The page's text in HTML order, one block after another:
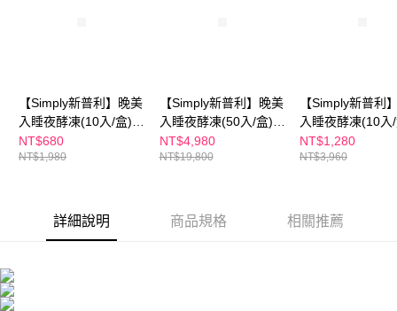
【注意事項】
１．透過由恩沛科技股份有限公司提供之「AFTEE先享後付」服務完成之交
易，需依本服務之必要範圍內提供個人資料，並將交易相關給付款項請求債
權轉讓予恩沛科技股份有限公司。
２．關於個人資料處理事宜，請瀏覽以下網址：
４．使用「AFTEE先享後付」時，將依據個別帳號之用戶狀況，依本公司即
每筆NT$100，滿NT$600(含以上)免運費
付款後7-11取貨
每筆NT$100，滿NT$600(含以上)免運費
【Simply新普利】晚美
入睡夜酵凍(10入/盒)
(x2盒)
NT$680
NT$1,980
【Simply新普利】晚美
入睡夜酵凍(50入/盒)
(x4盒)
NT$4,980
NT$19,800
【Simply新普利
入睡夜酵凍(10入
(x4盒)
NT$1,280
NT$3,960
詳細說明 商品規格 相關推薦